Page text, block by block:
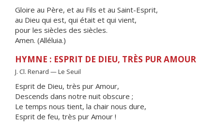
Gloire au Père, et au Fils et au Saint-Esprit,
au Dieu qui est, qui était et qui vient,
pour les siècles des siècles.
Amen. (Alléluia.)
HYMNE : ESPRIT DE DIEU, TRÈS PUR AMOUR
J. Cl. Renard — Le Seuil
Esprit de Dieu, très pur Amour,
Descends dans notre nuit obscure ;
Le temps nous tient, la chair nous dure,
Esprit de feu, très pur Amour !